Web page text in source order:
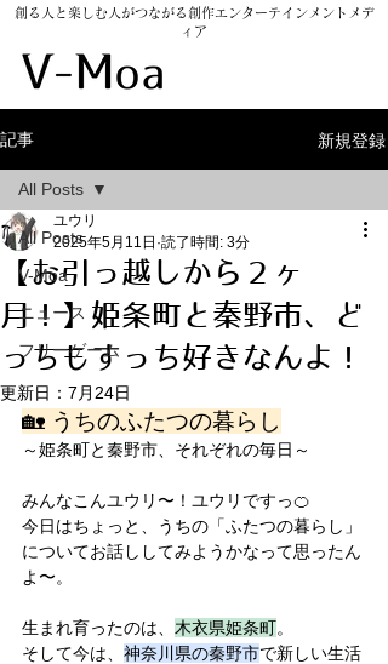
創る人と楽しむ人がつながる創作エンターテインメントメデ
ィア
記事 新規登録
All Posts
V-Moa
ニュース
フリーゲーム
All Posts
【お引っ越しから２ヶ
月！】姫条町と秦野市、ど
っちもすっち好きなんよ！
ユウリ
2025年5月11日 読了時間: 3分
更新日： 7月24日
🏡 うちのふたつの暮らし
～姫条町と秦野市、それぞれの毎日～
みんなこんユウリ〜！ユウリですっ🍊
今日はちょっと、うちの「ふたつの暮らし」
についてお話ししてみようかなって思ったん
よ〜。
生まれ育ったのは、 木衣県姫条町。
そして今は、 神奈川県の秦野市で新しい生活